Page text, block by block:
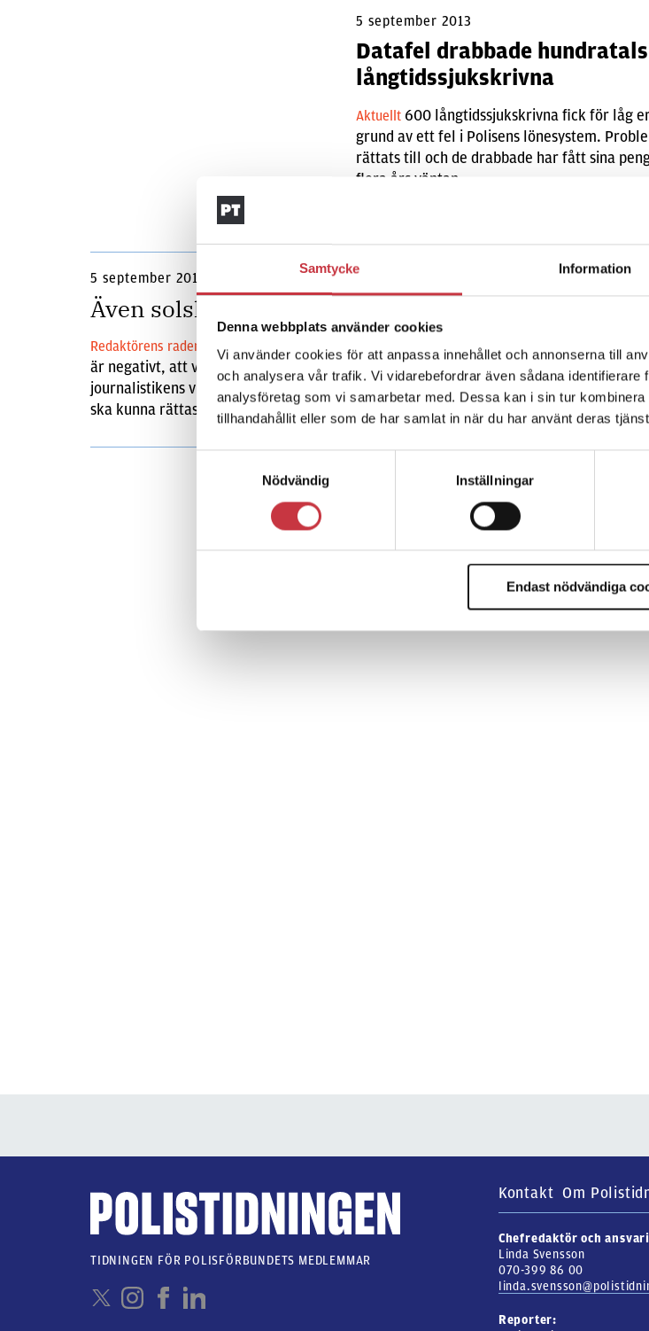
Samtycke Information
Denna webbplats använder cookies
Vi använder cookies för att anpassa innehållet och annonserna till
och analysera vår trafik. Vi vidarebefordrar även sådana
analysföretag som vi samarbetar med. Dessa kan i sin tur
tillhandahållit eller som de har samlat in när du har använt deras
Nödvändig
Inställningar
Endast nödvändiga
5 september 2013
Datafel drabbade hundratals
långtidssjukskrivna
Aktuellt 600 långtidssjukskrivna fick för låg
grund av ett fel i Polisens lönesystem.
rättats till och de drabbade har fått sina
flera års väntan.
5 september 2013
Även solskenshistorier har en baksida
Redaktörens rader
Det händer att vi journalister får kritik för att vi skriver för mycket
är negativt, att vi letar fel eller är för kritiska. Jag anser att det ligger i jobbets natur.
journalistikens viktigaste uppgifter är att peka på brister och felaktigheter, för att
ska kunna rättas […]
Kontakt Om
Chefredaktör och
Linda Svensson
070-399 86 00
Reporter:
TIDNINGEN FÖR POLISFÖRBUNDETS MEDLEMMAR